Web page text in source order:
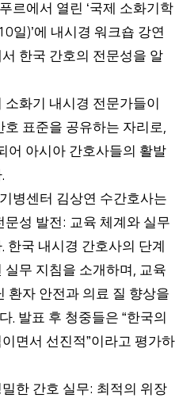
르에서 열린 ‘국제 소화기학
일)’에 내시경 워크숍 강연
한국 간호의 전문성을 알
화기 내시경 전문가들이
호 표준을 공유하는 자리로,
어 아시아 간호사들의 활발
.
병센터 김상연 수간호사는
문성 발전: 교육 체계와 실무
. 한국 내시경 간호사의 단계
실무 지침을 소개하며 , 교육
환자 안전과 의료 질 향상을
. 발표 후 청중들은 “한국의
면서 선진적”이라고 평가하
밀한 간호 실무: 최적의 위장